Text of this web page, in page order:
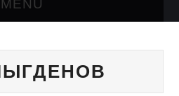
MENU